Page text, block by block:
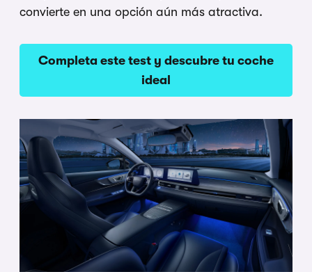
convierte en una opción aún más atractiva.
Completa este test y descubre tu coche
ideal